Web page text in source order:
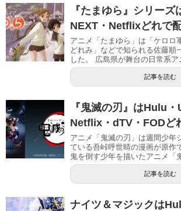
『たまゆら』シリー
NEXT・Netflixどれで
アニメ「たまゆら」は「ケロロ
どれみ」などで知られる佐藤順
した。 広島県が舞台の日常系ア
記事を読む
『鬼滅の刃』はHulu・
Netflix・dTV・FODど
アニメ「鬼滅の刃」は週間少年
ている吾峠呼世晴の漫画が原作
鬼を倒す少年を描いたアニメ「
記事を読む
ナイツ＆マジックは